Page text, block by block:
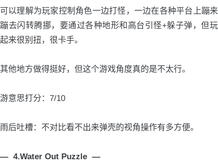
可以理解为玩家控制角色一边打怪，一边在各种平台上蹦来
蹦去闪转腾挪，要通过各种地形和高台引怪+躲子弹，但玩
起来很别扭，很卡手。
其他地方做得挺好，但这个游戏角度真的是不太行。
游意思打分：7/10
雨后吐槽：不对比看不出来弹壳的视角操作有多方便。
— 4.Water Out Puzzle —